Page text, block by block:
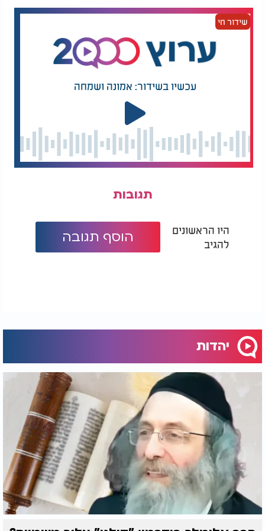
כן הפסל פגוע ופגום כל-כך עד שנראה כאילו גילו הרבה
יותר מחמש מאות שנה, השיב ראש השבט כשפניו
מביעות צער וכאב: "לפני כשמונים שנה ירד ברד כבד
שאינו מצוי כלל, אשר הרג ופצע רבים מבני השבט
בצורה קשה, ופגע גם בחלקים מפסל האבן. סופת בוץ
נדירה תרמה את חלקה, וכך הגיע הפסל למראה הנוכחי
העלוב כל-כך". עתה נתבונן נא. לפי מסקנת החוקרים,
פסל האבן מהווה את המקור לפסל הזהב. תיאוריה זו
מתבססת אמנם על בדיקות מסוימות והגיון מסויים, אך
אינה אלא בגדר תיאוריה, השערה. לעומת זאת, ראש
השבט אינו עוסק בניחושים המתבססים על השערות,
אלא מדווח על עדות שהתקבלה מאבותיו עד הדור
שהיה עד למאורע, כי פסל האבן הוא שהועתק מפסל
לשאלות האורחים הוא מדווח על מאורע יוצא דופן,
התבססה השערת החוקרים. משום כך דבריו קבילים
יותר.
המקובל הרב עדס: "אלו
שכדאי שתדעו"
כמובן שבמקרה כזה, עם כל ההערכה לחכמתם
ומומחיותם של אנשי המדע המודרניים, הם יאלצו לבטל
את השערתם ולקבל את העדות כאמינה ונכונה. כעת
נוכל לשוב לענייננו. ברור שקיים דמיון רב בין גוף האדם
לבין גוף הקוף, כשם שבמשל קיים דמיון בין פסל הזהב
לפסל האבן. משום כך, ובצירוף השערות שונות והסיקו
החוקרים כי הקוף הוא הקדום, והאדם הוא ההעתק אשר
התפתח ממנו.לעומתם, חכמי תורת ישראל יודעים מתוך
עדות אבותיהם אשר קיבלו מאבותיהם עד אותו הדור
שידור חי
עכשיו בשידור: אמונה ושמחה
תגובות
היו הראשונים
להגיב
הוסף תגובה
יהדות